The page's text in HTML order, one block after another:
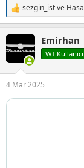
T
e
i
sezgin_istve
Emirhan
WT Kullanıcı
4 Mar 2025